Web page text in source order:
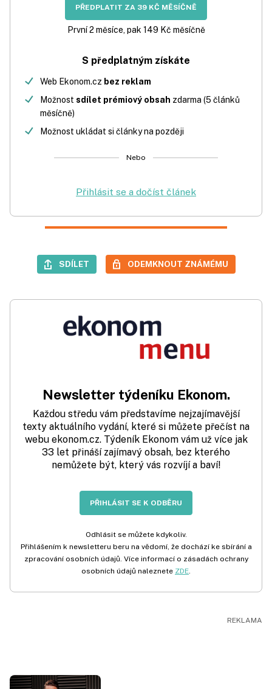
PŘEDPLATIT ZA 39 KČ MĚSÍČNĚ
První 2 měsíce, pak 149 Kč měsíčně
S předplatným získáte
Web Ekonom.cz bez reklam
Možnost sdílet prémiový obsah zdarma (5 článků
měsíčně)
Možnost ukládat si články na později
Nebo
Přihlásit se a dočíst článek
SDÍLET ODEMKNOUT ZNÁMÉMU
Newsletter týdeníku Ekonom.
Každou středu vám představíme nejzajímavější
texty aktuálního vydání, které si můžete přečíst na
webu ekonom.cz. Týdeník Ekonom vám už více jak
33 let přináší zajímavý obsah, bez kterého
nemůžete být, který vás rozvíjí a baví!
PŘIHLÁSIT SE K ODBĚRU
Odhlásit se můžete kdykoliv.
Přihlášením k newsletteru beru na vědomí, že dochází ke sbírání a
zpracování osobních údajů. Více informací o zásadách ochrany
osobních údajů naleznete ZDE.